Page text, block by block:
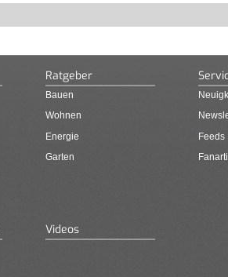
Ratgeber
Bauen
Wohnen
Energie
Garten
Feeds
Videos